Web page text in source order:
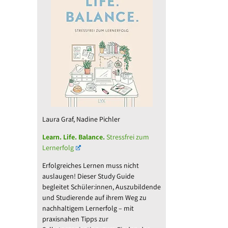
Laura Graf, Nadine Pichler
Learn. Life. Balance.Stressfrei zum
Lernerfolg
Erfolgreiches Lernen muss nicht
auslaugen! Dieser Study Guide
begleitet Schüler:innen, Auszubildende
und Studierende auf ihrem Weg zu
nachhaltigem Lernerfolg – mit
praxisnahen Tipps zur